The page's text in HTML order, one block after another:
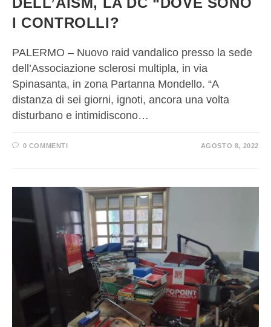
I CONTROLLI?
PALERMO – Nuovo raid vandalico presso la sede
dell’Associazione sclerosi multipla, in via
Spinasanta, in zona Partanna Mondello. “A
distanza di sei giorni, ignoti, ancora una volta
disturbano e intimidiscono…
0 COMMENTI AGOSTO 8, 2022